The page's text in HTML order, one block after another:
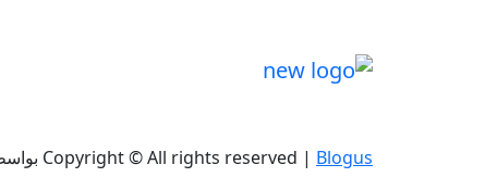
Copyright © All rights reserved | Blogus